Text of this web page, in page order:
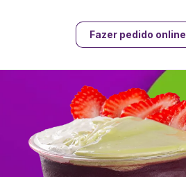
Fazer pedido online